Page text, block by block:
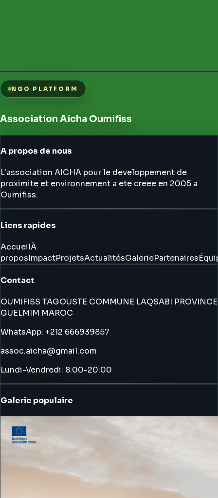
NGO PLATFORM
Association Aicha Oumifiss
A propos de nous
L'association AICHA pour le developpement de
proximite et environnement a ete creee en 2005 a
Oumifiss.
Liens rapides
AccueilÀ
proposImpactProjetsActualitésGaleriePartenaires
Contact
OUMIFISS TAGOUSTE COMMUNE LAQSABI PROVINCE
GUELMIM MAROC
WhatsApp: +212 666939857
assoc.aicha@gmail.com
Lundi-Vendredi: 8:00-20:00
Galerie populaire